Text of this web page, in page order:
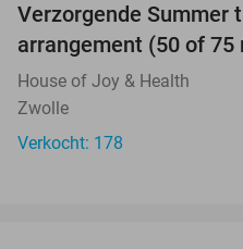
Verzorgende Summer
arrangement (50 of 75
House of Joy & Health
Zwolle
Verkocht: 178